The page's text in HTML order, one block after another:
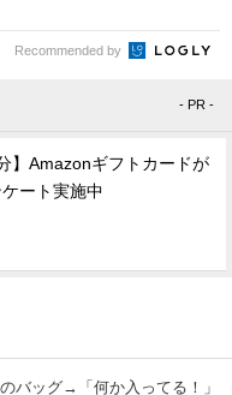
Recommended by
- PR -
】Amazonギフトカードが
ート実施中
バッグ→「何か入ってる！」